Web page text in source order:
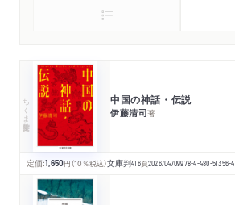
ちくま学芸文庫 中国の神話・伝説
伊藤清司著
定価:1,650円 （10％税込）文庫判416頁2026/04/09978-4-480-51356-4